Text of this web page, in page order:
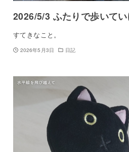
2026/5/3 ふたりで歩いて
すてきなこと。
2026年5月3日 日記